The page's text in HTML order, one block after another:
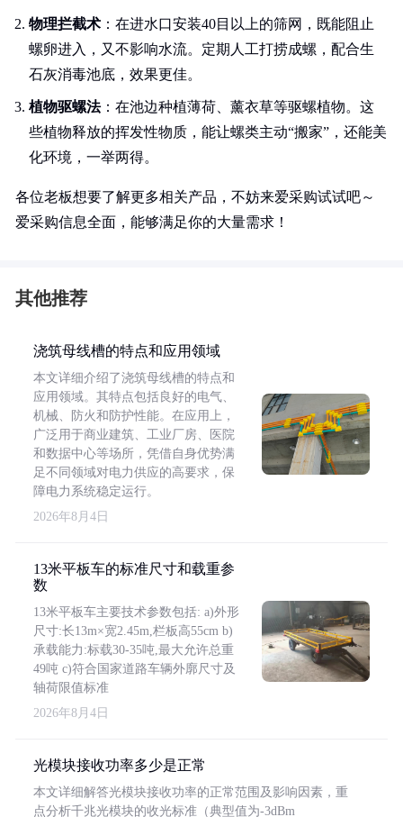
物理拦截术 ：在进水口安装40目以上的筛网，既能阻止
螺卵进入，又不影响水流。定期人工打捞成螺，配合生
石灰消毒池底，效果更佳。
植物驱螺法：在池边种植薄荷、薰衣草等驱螺植物。这
些植物释放的挥发性物质，能让螺类主动“搬家”，还能美
化环境，一举两得。
各位老板想要了解更多相关产品，不妨来爱采购试试吧～
爱采购信息全面，能够满足你的大量需求！
其他推荐
浇筑母线槽的特点和应用领域
本文详细介绍了浇筑母线槽的特点和
应用领域。其特点包括良好的电气、
机械、防火和防护性能。在应用上，
广泛用于商业建筑、工业厂房、医院
和数据中心等场所，凭借自身优势满
足不同领域对电力供应的高要求，保
障电力系统稳定运行。
2026年8月4日
13米平板车的标准尺寸和载重参
数
13米平板车主要技术参数包括: a)外形
尺寸:长13m×宽2.45m,栏板高55cm b)
承载能力:标载30-35吨,最大允许总重
49吨 c)符合国家道路车辆外廓尺寸及
轴荷限值标准
2026年8月4日
光模块接收功率多少是正常
本文详细解答光模块接收功率的正常范围及影响因素，重
点分析千兆光模块的收光标准（典型值为-3dBm